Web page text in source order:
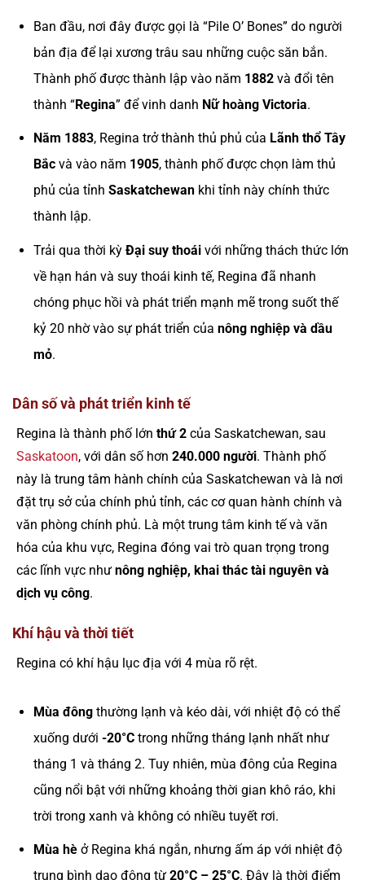
Ban đầu, nơi đây được gọi là “Pile O’ Bones” do người
bản địa để lại xương trâu sau những cuộc săn bắn.
Thành phố được thành lập vào năm 1882và đổi tên
thành “Regina” để vinh danh Nữ hoàng Victoria.
Năm 1883, Regina trở thành thủ phủ của Lãnh thổ Tây
Bắcvà vào năm 1905, thành phố được chọn làm thủ
phủ của tỉnh Saskatchewankhi tỉnh này chính thức
thành lập.
Trải qua thời kỳ Đại suy thoáivới những thách thức lớn
về hạn hán và suy thoái kinh tế, Regina đã nhanh
chóng phục hồi và phát triển mạnh mẽ trong suốt thế
kỷ 20 nhờ vào sự phát triển của nông nghiệp và dầu
mỏ.
Dân số và phát triển kinh tế
Regina là thành phố lớn thứ 2 của Saskatchewan, sau
Saskatoon, với dân số hơn 240.000 người. Thành phố
này là trung tâm hành chính của Saskatchewan và là nơi
đặt trụ sở của chính phủ tỉnh, các cơ quan hành chính và
văn phòng chính phủ. Là một trung tâm kinh tế và văn
hóa của khu vực, Regina đóng vai trò quan trọng trong
các lĩnh vực như nông nghiệp, khai thác tài nguyên và
dịch vụ công.
Khí hậu và thời tiết
Regina có khí hậu lục địa với 4 mùa rõ rệt.
Mùa đôngthường lạnh và kéo dài, với nhiệt độ có thể
xuống dưới -20°Ctrong những tháng lạnh nhất như
tháng 1 và tháng 2. Tuy nhiên, mùa đông của Regina
cũng nổi bật với những khoảng thời gian khô ráo, khi
trời trong xanh và không có nhiều tuyết rơi.
Mùa hèở Regina khá ngắn, nhưng ấm áp với nhiệt độ
trung bình dao động từ 20°C – 25°C. Đây là thời điểm